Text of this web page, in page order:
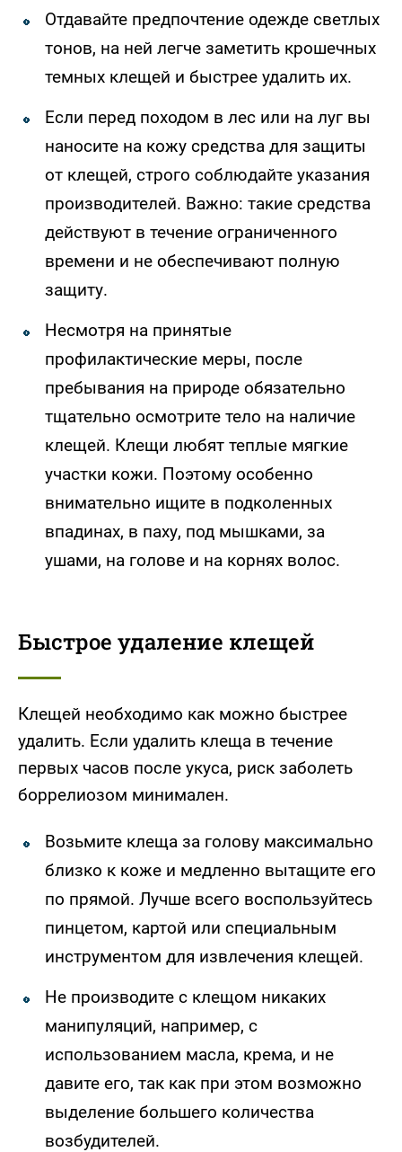
Отдавайте предпочтение одежде светлых
тонов, на ней легче заметить крошечных
темных клещей и быстрее удалить их.
Если перед походом в лес или на луг вы
наносите на кожу средства для защиты
от клещей, строго соблюдайте указания
производителей. Важно: такие средства
действуют в течение ограниченного
времени и не обеспечивают полную
защиту.
Несмотря на принятые
профилактические меры, после
пребывания на природе обязательно
тщательно осмотрите тело на наличие
клещей. Клещи любят теплые мягкие
участки кожи. Поэтому особенно
внимательно ищите в подколенных
впадинах, в паху, под мышками, за
ушами, на голове и на корнях волос.
Быстрое удаление клещей
Клещей необходимо как можно быстрее
удалить. Если удалить клеща в течение
первых часов после укуса, риск заболеть
боррелиозом минимален.
Возьмите клеща за голову максимально
близко к коже и медленно вытащите его
по прямой. Лучше всего воспользуйтесь
пинцетом, картой или специальным
инструментом для извлечения клещей.
Не производите с клещом никаких
манипуляций, например, с
использованием масла, крема, и не
давите его, так как при этом возможно
выделение большего количества
возбудителей.